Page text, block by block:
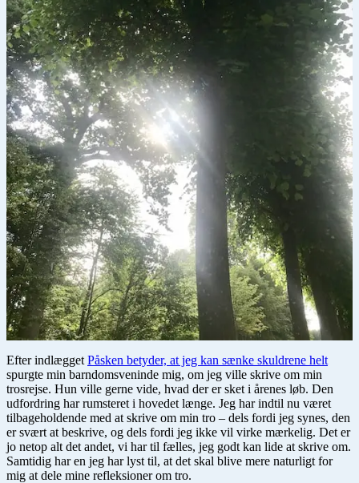
Efter indlægget Påsken betyder, at jeg kan sænke skuldrene helt
spurgte min barndomsveninde mig, om jeg ville skrive om min
trosrejse. Hun ville gerne vide, hvad der er sket i årenes løb. Den
udfordring har rumsteret i hovedet længe. Jeg har indtil nu været
tilbageholdende med at skrive om min tro – dels fordi jeg synes, den
er svært at beskrive, og dels fordi jeg ikke vil virke mærkelig. Det er
jo netop alt det andet, vi har til fælles, jeg godt kan lide at skrive om.
Samtidig har en jeg har lyst til, at det skal blive mere naturligt for
mig at dele mine refleksioner om tro.